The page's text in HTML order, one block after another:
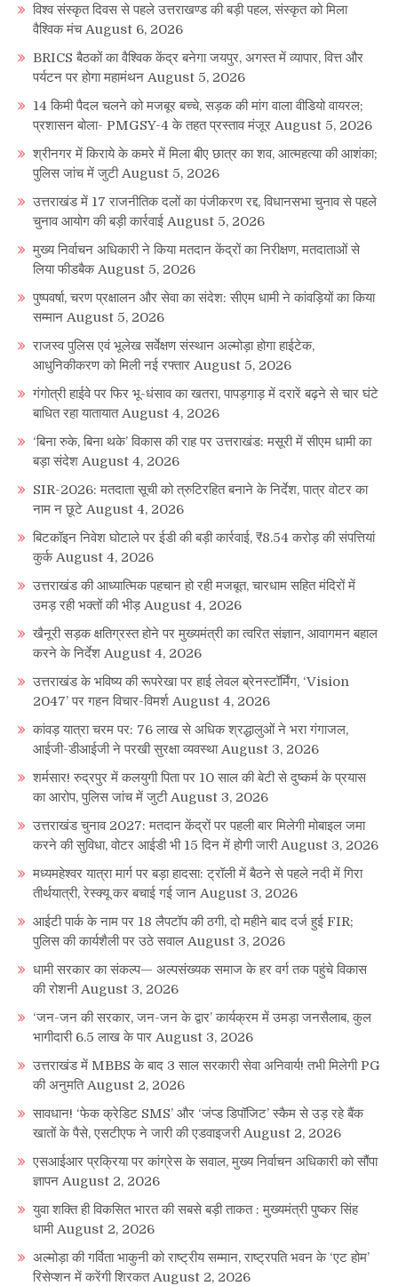
विश्व संस्कृत दिवस से पहले उत्तराखण्ड की बड़ी पहल, संस्कृत को मिला
वैश्विक मंच August 6, 2026
BRICS बैठकों का वैश्विक केंद्र बनेगा जयपुर, अगस्त में व्यापार, वित्त और
पर्यटन पर होगा महामंथन August 5, 2026
14 किमी पैदल चलने को मजबूर बच्चे, सड़क की मांग वाला वीडियो वायरल;
प्रशासन बोला- PMGSY-4 के तहत प्रस्ताव मंजूर August 5, 2026
श्रीनगर में किराये के कमरे में मिला बीए छात्र का शव, आत्महत्या की आशंका;
पुलिस जांच में जुटी August 5, 2026
उत्तराखंड में 17 राजनीतिक दलों का पंजीकरण रद्द, विधानसभा चुनाव से पहले
चुनाव आयोग की बड़ी कार्रवाई August 5, 2026
मुख्य निर्वाचन अधिकारी ने किया मतदान केंद्रों का निरीक्षण, मतदाताओं से
लिया फीडबैक August 5, 2026
पुष्पवर्षा, चरण प्रक्षालन और सेवा का संदेश: सीएम धामी ने कांवड़ियों का किया
सम्मान August 5, 2026
राजस्व पुलिस एवं भूलेख सर्वेक्षण संस्थान अल्मोड़ा होगा हाईटेक,
आधुनिकीकरण को मिली नई रफ्तार August 5, 2026
गंगोत्री हाईवे पर फिर भू-धंसाव का खतरा, पापड़गाड़ में दरारें बढ़ने से चार घंटे
बाधित रहा यातायात August 4, 2026
‘बिना रुके, बिना थके’ विकास की राह पर उत्तराखंड: मसूरी में सीएम धामी का
बड़ा संदेश August 4, 2026
SIR-2026: मतदाता सूची को त्रुटिरहित बनाने के निर्देश, पात्र वोटर का
नाम न छूटे August 4, 2026
बिटकॉइन निवेश घोटाले पर ईडी की बड़ी कार्रवाई, ₹8.54 करोड़ की संपत्तियां
कुर्क August 4, 2026
उत्तराखंड की आध्यात्मिक पहचान हो रही मजबूत, चारधाम सहित मंदिरों में
उमड़ रही भक्तों की भीड़ August 4, 2026
खैनूरी सड़क क्षतिग्रस्त होने पर मुख्यमंत्री का त्वरित संज्ञान, आवागमन बहाल
करने के निर्देश August 4, 2026
उत्तराखंड के भविष्य की रूपरेखा पर हाई लेवल ब्रेनस्टॉर्मिंग, ‘Vision
2047’ पर गहन विचार-विमर्श August 4, 2026
कांवड़ यात्रा चरम पर: 76 लाख से अधिक श्रद्धालुओं ने भरा गंगाजल,
आईजी-डीआईजी ने परखी सुरक्षा व्यवस्था August 3, 2026
शर्मसार! रुद्रपुर में कलयुगी पिता पर 10 साल की बेटी से दुष्कर्म के प्रयास
का आरोप, पुलिस जांच में जुटी August 3, 2026
उत्तराखंड चुनाव 2027: मतदान केंद्रों पर पहली बार मिलेगी मोबाइल जमा
करने की सुविधा, वोटर आईडी भी 15 दिन में होगी जारी August 3, 2026
मध्यमहेश्वर यात्रा मार्ग पर बड़ा हादसा: ट्रॉली में बैठने से पहले नदी में गिरा
तीर्थयात्री, रेस्क्यू कर बचाई गई जान August 3, 2026
आईटी पार्क के नाम पर 18 लैपटॉप की ठगी, दो महीने बाद दर्ज हुई FIR;
पुलिस की कार्यशैली पर उठे सवाल August 3, 2026
धामी सरकार का संकल्प— अल्पसंख्यक समाज के हर वर्ग तक पहुंचे विकास
की रोशनी August 3, 2026
‘जन-जन की सरकार, जन-जन के द्वार’ कार्यक्रम में उमड़ा जनसैलाब, कुल
भागीदारी 6.5 लाख के पार August 3, 2026
उत्तराखंड में MBBS के बाद 3 साल सरकारी सेवा अनिवार्य! तभी मिलेगी PG
की अनुमति August 2, 2026
सावधान! ‘फेक क्रेडिट SMS’ और ‘जंप्ड डिपॉजिट’ स्कैम से उड़ रहे बैंक
खातों के पैसे, एसटीएफ ने जारी की एडवाइजरी August 2, 2026
एसआईआर प्रक्रिया पर कांग्रेस के सवाल, मुख्य निर्वाचन अधिकारी को सौंपा
ज्ञापन August 2, 2026
युवा शक्ति ही विकसित भारत की सबसे बड़ी ताकत : मुख्यमंत्री पुष्कर सिंह
धामी August 2, 2026
अल्मोड़ा की गर्विता भाकुनी को राष्ट्रीय सम्मान, राष्ट्रपति भवन के ‘एट होम’
रिसेप्शन में करेंगी शिरकत August 2, 2026